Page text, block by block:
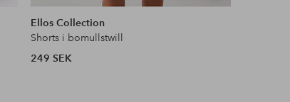
liknande
liknande
Ellos Collection
Shorts i bomullstwill
249 SEK